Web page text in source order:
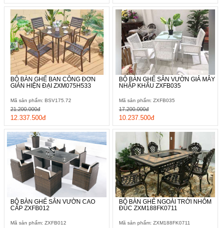
BỘ BÀN GHẾ BAN CÔNG ĐƠN
GIẢN HIỆN ĐẠI ZXM075H533
Mã sản phẩm: BSV175.72
12.337.500đ
21.200.000đ
BỘ BÀN GHẾ SÂN VƯỜN GIẢ MÂY
NHẬP KHẨU ZXFB035
Mã sản phẩm: ZXFB035
10.237.500đ
17.200.000đ
BỘ BÀN GHẾ SÂN VƯỜN CAO
CẤP ZXFB012
Mã sản phẩm: ZXFB012
BỘ BÀN GHẾ NGOÀI TRỜI NHÔM
ĐÚC ZXM188FK0711
Mã sản phẩm: ZXM188FK0711